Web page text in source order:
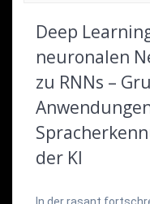
Deep
neuronalen
zu RNNs –
der KI